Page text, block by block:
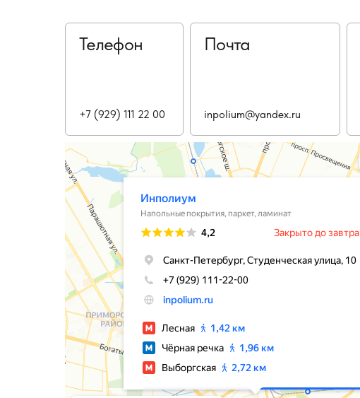
Телефон Почта
+7 (929) 111 22 00 inpolium@yandex.ru